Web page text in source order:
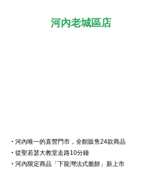
河內老城區店
・ 河內唯一的直營門市，全館販售24款商品
・ 從聖若瑟大教堂走路10分鐘
・ 河內限定商品「下龍灣法式脆餅」新上市